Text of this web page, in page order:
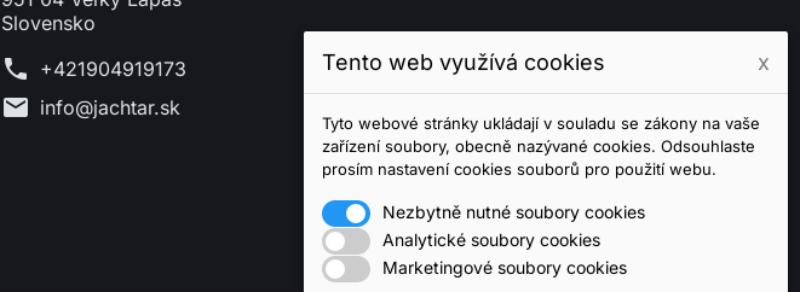
Tento web využívá cookies x
Tyto webové stránky ukládají v souladu se zákony na vaše
zařízení soubory, obecně nazývané cookies. Odsouhlaste
prosím nastavení cookies souborů pro použití webu.
Nezbytně nutné soubory cookies
Analytické soubory cookies
Marketingové soubory cookies